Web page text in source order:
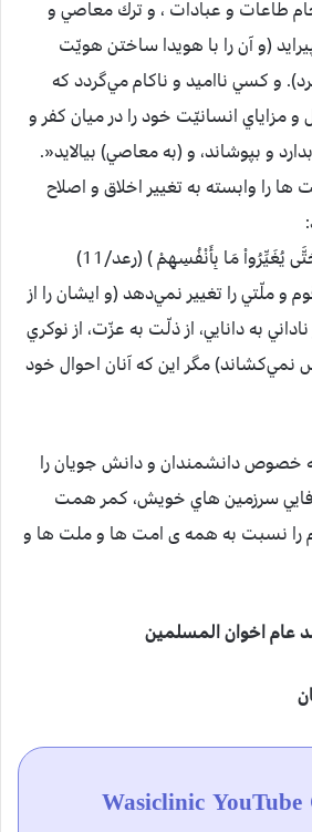
طاعات و عبادات ، و ترك معاصي و
(و آن را با هويدا ساختن هويّت
‏‏‏و كسي نااميد و ناكام مي‌گردد كه
انسانيّت خود را در ميان كفر و
و بپوشاند، و (به معاصي) بيالايد«.‏
ها را وابسته به تغيير اخلاق و اصلاح
يُغَيِّرُواْ مَا بِأَنْفُسِهِمْ ) (رعد/11)
و ملّتي را تغيير نمي‌دهد (و ايشان را از
به دانایي، از ذلّت به عزّت، از نوكري
مگر اين كه آنان احوال خود
خصوص دانشمندان و دانش جويان را
سرزمين هاي خويش، كمر همت
را نسبت به همه ی امت ها و ملت ها و
عام اخوان المسلمين
Wasiclinic